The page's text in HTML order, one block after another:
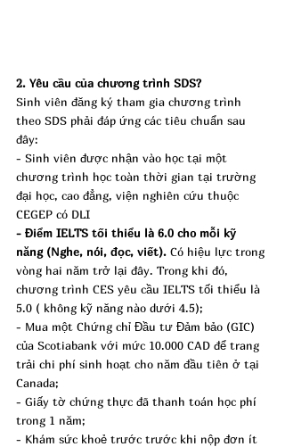
2. Yêu cầu của chương trình SDS?
Sinh viên đăng ký tham gia chương trình
theo SDS phải đáp ứng các tiêu chuẩn sau
đây:
- Sinh viên được nhận vào học tại một
chương trình học toàn thời gian tại trường
đại học, cao đẳng, viện nghiên cứu thuộc
CEGEP có DLI
- Điểm IELTS tối thiểu là 6.0 cho mỗi kỹ
năng (Nghe, nói, đọc, viết). Có hiệu lực trong
vòng hai năm trở lại đây. Trong khi đó,
chương trình CES yêu cầu IELTS tối thiểu là
5.0 ( không kỹ năng nào dưới 4.5);
- Mua một Chứng chỉ Đầu tư Đảm bảo (GIC)
của Scotiabank với mức 10.000 CAD để trang
trải chi phí sinh hoạt cho năm đầu tiên ở tại
Canada;
- Giấy tờ chứng thực đã thanh toán học phí
trong 1 năm;
- Khám sức khoẻ trước trước khi nộp đơn ít